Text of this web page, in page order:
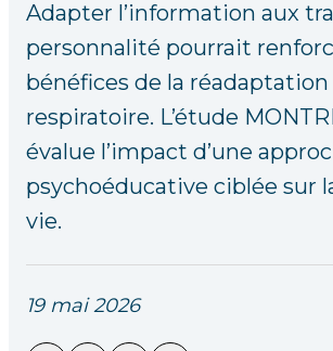
Adapter l’information aux
personnalité pourrait
bénéfices de la réadaptation
respiratoire. L’étude
évalue l’impact d’une
psychoéducative ciblée sur
vie.
19 mai 2026